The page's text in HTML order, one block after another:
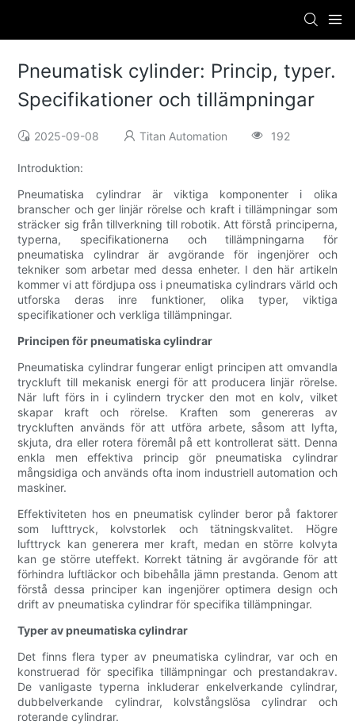
Pneumatisk cylinder: Princip, typer.
Specifikationer och tillämpningar
2025-09-08 Titan Automation 192
Introduktion:
Pneumatiska cylindrar är viktiga komponenter i olika
branscher och ger linjär rörelse och kraft i tillämpningar som
sträcker sig från tillverkning till robotik. Att förstå principerna,
typerna, specifikationerna och tillämpningarna för
pneumatiska cylindrar är avgörande för ingenjörer och
tekniker som arbetar med dessa enheter. I den här artikeln
kommer vi att fördjupa oss i pneumatiska cylindrars värld och
utforska deras inre funktioner, olika typer, viktiga
specifikationer och verkliga tillämpningar.
Principen för pneumatiska cylindrar
Pneumatiska cylindrar fungerar enligt principen att omvandla
tryckluft till mekanisk energi för att producera linjär rörelse.
När luft förs in i cylindern trycker den mot en kolv, vilket
skapar kraft och rörelse. Kraften som genereras av
tryckluften används för att utföra arbete, såsom att lyfta,
skjuta, dra eller rotera föremål på ett kontrollerat sätt. Denna
enkla men effektiva princip gör pneumatiska cylindrar
mångsidiga och används ofta inom industriell automation och
maskiner.
Effektiviteten hos en pneumatisk cylinder beror på faktorer
som lufttryck, kolvstorlek och tätningskvalitet. Högre
lufttryck kan generera mer kraft, medan en större kolvyta
kan ge större uteffekt. Korrekt tätning är avgörande för att
förhindra luftläckor och bibehålla jämn prestanda. Genom att
förstå dessa principer kan ingenjörer optimera design och
drift av pneumatiska cylindrar för specifika tillämpningar.
Typer av pneumatiska cylindrar
Det finns flera typer av pneumatiska cylindrar, var och en
konstruerad för specifika tillämpningar och prestandakrav.
De vanligaste typerna inkluderar enkelverkande cylindrar,
dubbelverkande cylindrar, kolvstångslösa cylindrar och
roterande cylindrar.